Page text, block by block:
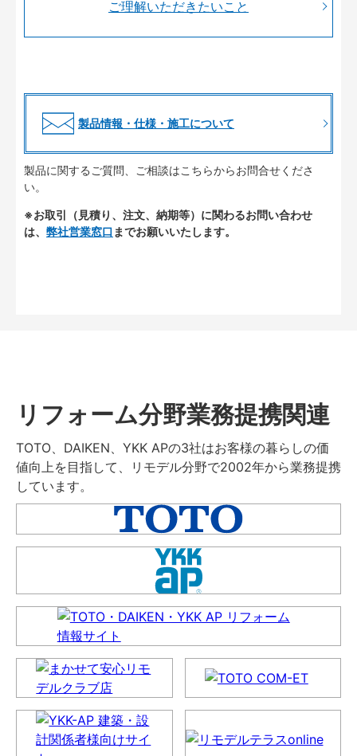
ご理解いただきたいこと
製品情報・仕様・施工について
製品に関するご質問、ご相談はこちらからお問合せくださ
い。
※お取引（見積り、注文、納期等）に関わるお問い合わせ
は、 弊社営業窓口 までお願いいたします。
リフォーム分野業務提携関連
TOTO、DAIKEN、YKK APの3社はお客様の暮らしの価
値向上を目指して、リモデル分野で2002年から業務提携
しています。